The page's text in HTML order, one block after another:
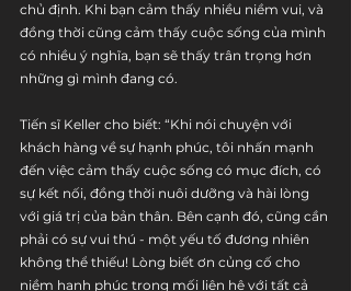
chủ định. Khi bạn cảm thấy nhiều niềm vui, và
đồng thời cũng cảm thấy cuộc sống của mình
có nhiều ý nghĩa, bạn sẽ thấy trân trọng hơn
những gì mình đang có.
Tiến sĩ Keller cho biết: “Khi nói chuyện với
khách hàng về sự hạnh phúc, tôi nhấn mạnh
đến việc cảm thấy cuộc sống có mục đích, có
sự kết nối, đồng thời nuôi dưỡng và hài lòng
với giá trị của bản thân. Bên cạnh đó, cũng cần
phải có sự vui thú - một yếu tố đương nhiên
không thể thiếu! Lòng biết ơn củng cố cho
niềm hạnh phúc trong mối liên hệ với tất cả